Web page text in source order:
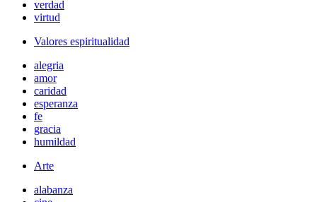
verdad
virtud
Valores espiritualidad
alegria
amor
caridad
esperanza
fe
gracia
humildad
Arte
alabanza